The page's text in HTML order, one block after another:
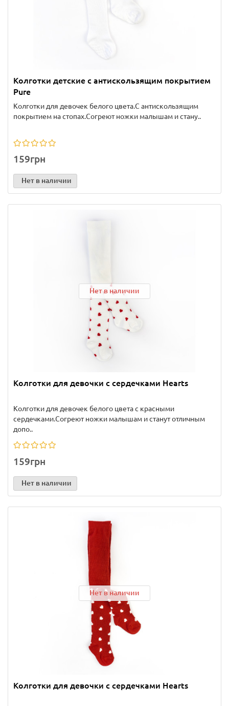
Колготки детские с антискользящим покрытием
Pure
Колготки для девочек белого цвета.С антискользящим
покрытием на стопах.Согреют ножки малышам и стану..
159грн
Нет в наличии
Нет в наличии
Колготки для девочки с сердечками Hearts
Колготки для девочек белого цвета с красными
сердечками.Согреют ножки малышам и станут отличным
допо..
159грн
Нет в наличии
Нет в наличии
Колготки для девочки с сердечками Hearts